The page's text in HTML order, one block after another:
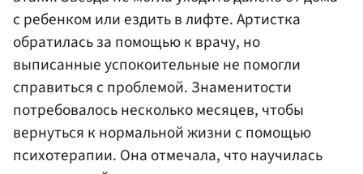
с ребенком или ездить в лифте. Артистка
обратилась за помощью к врачу, но
выписанные успокоительные не помогли
справиться с проблемой. Знаменитости
потребовалось несколько месяцев, чтобы
вернуться к нормальной жизни с помощью
психотерапии. Она отмечала, что научилась